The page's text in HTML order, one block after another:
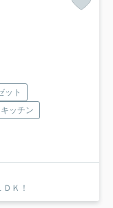
ット
ッチン
Ｋ！